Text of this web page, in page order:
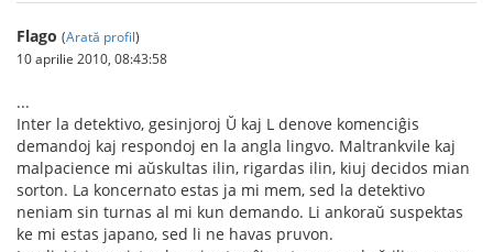
Flago (Arată profil)
10 aprilie 2010, 08:43:58
...
Inter la detektivo, gesinjoroj Ŭ kaj L denove komenciĝis
demandoj kaj respondoj en la angla lingvo. Maltrankvile kaj
malpacience mi aŭskultas ilin, rigardas ilin, kiuj decidos mian
sorton. La koncernato estas ja mi mem, sed la detektivo
neniam sin turnas al mi kun demando. Li ankoraŭ suspektas
ke mi estas japano, sed li ne havas pruvon.